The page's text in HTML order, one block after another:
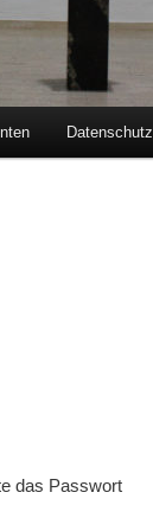
Datenschutz
das Passwort